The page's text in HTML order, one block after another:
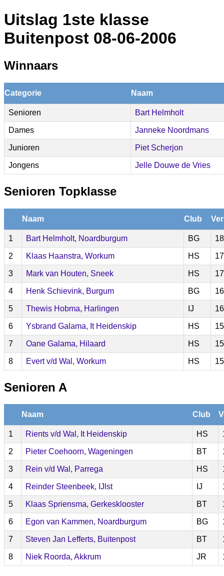
Uitslag 1ste klasse
Buitenpost 08-06-2006
Winnaars
Categorie Naam
Senioren Bart Helmholt
Dames Janneke Noordmans
Junioren Piet Scherjon
Jongens Jelle Douwe de Vries
Senioren Topklasse
Naam Club
1 Bart Helmholt, Noardburgum BG
2 Klaas Haanstra, Workum HS
3 Mark van Houten, Sneek HS
4 Henk Schievink, Burgum BG
5 Thewis Hobma, Harlingen IJ
6 Ysbrand Galama, It Heidenskip HS
7 Oane Galama, Hilaard HS
8 Evert v/d Wal, Workum HS
Senioren A
Naam Club
1 Rients v/d Wal, It Heidenskip HS
2 Pieter Coehoorn, Wageningen BT
3 Rein v/d Wal, Parrega HS
4 Reinder Steenbeek, IJlst IJ
5 Klaas Spriensma, Gerkesklooster BT
6 Egon van Kammen, Noardburgum BG
7 Steven Jan Lefferts, Buitenpost BT
8 Niek Roorda, Akkrum JR